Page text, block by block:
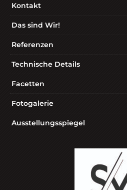
Kontakt
Das sind Wir!
Referenzen
Technische Details
Facetten
Fotogalerie
Ausstellungsspiegel